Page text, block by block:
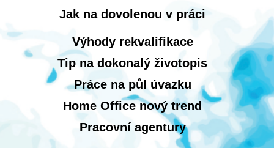
Jak na dovolenou v práci
Výhody rekvalifikace
Tip na dokonalý životopis
Práce na půl úvazku
Home Office nový trend
Pracovní agentury